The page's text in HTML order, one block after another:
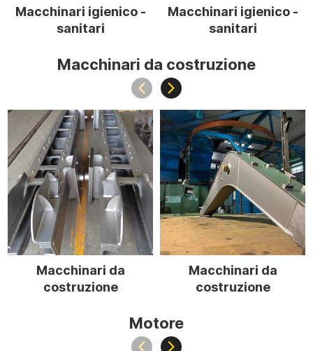
Macchinari igienico -
sanitari
Macchinari igienico -
sanitari
Macchinari da costruzione
Macchinari da
costruzione
Macchinari da
costruzione
Motore